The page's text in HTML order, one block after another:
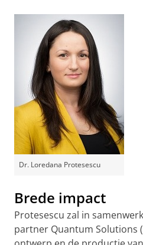
Dr. Loredana Protesescu
Brede impact
Protesescu zal in
partner Quantum Solutions